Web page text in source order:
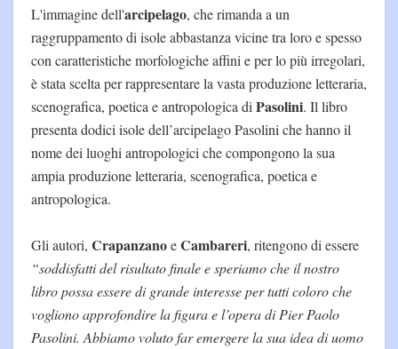
L'immagine dell'arcipelago, che rimanda a un
raggruppamento di isole abbastanza vicine tra loro e spesso
con caratteristiche morfologiche affini e per lo più irregolari,
è stata scelta per rappresentare la vasta produzione letteraria,
scenografica, poetica e antropologica di Pasolini. Il libro
presenta dodici isole dell’arcipelago Pasolini che hanno il
nome dei luoghi antropologici che compongono la sua
ampia produzione letteraria, scenografica, poetica e
antropologica.
Gli autori, CrapanzanoeCambareri, ritengono di essere
“soddisfatti del risultato finale e speriamo che il nostro
libro possa essere di grande interesse per tutti coloro che
vogliono approfondire la figura e l’opera di Pier Paolo
Pasolini. Abbiamo voluto far emergere la sua idea di uomo